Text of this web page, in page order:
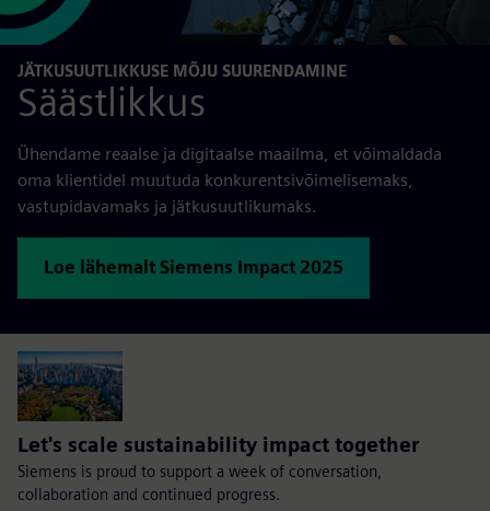
JÄTKUSUUTLIKKUSE MÕJU SUURENDAMINE
Säästlikkus
Ühendame reaalse ja digitaalse maailma, et võimaldada
oma klientidel muutuda konkurentsivõimelisemaks,
vastupidavamaks ja jätkusuutlikumaks.
Loe lähemalt Siemens Impact 2025
Let's scale sustainability impact together
Siemens is proud to support a week of conversation,
collaboration and continued progress.